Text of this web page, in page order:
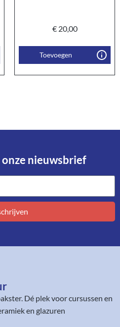
€20,00
Toevoegen
nieuwsbrief​
. Dé plek voor cursussen en
en glazuren